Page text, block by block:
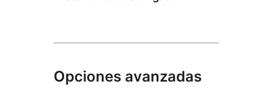
Opciones avanzadas